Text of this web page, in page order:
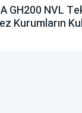
GH200 NVL
Kurumların